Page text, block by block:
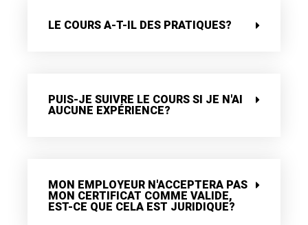
LE COURS A-T-IL DES PRATIQUES?
PUIS-JE SUIVRE LE COURS SI JE N'AI
AUCUNE EXPÉRIENCE?
MON EMPLOYEUR N'ACCEPTERA PAS
MON CERTIFICAT COMME VALIDE,
EST-CE QUE CELA EST JURIDIQUE?